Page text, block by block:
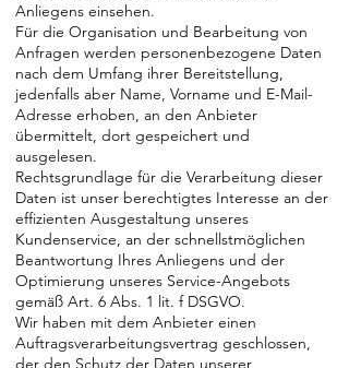
Anliegens einsehen.
Für die Organisation und Bearbeitung von
Anfragen werden personenbezogene Daten
nach dem Umfang ihrer Bereitstellung,
jedenfalls aber Name, Vorname und E-Mail-
Adresse erhoben, an den Anbieter
übermittelt, dort gespeichert und
ausgelesen.
Rechtsgrundlage für die Verarbeitung dieser
Daten ist unser berechtigtes Interesse an der
effizienten Ausgestaltung unseres
Kundenservice, an der schnellstmöglichen
Beantwortung Ihres Anliegens und der
Optimierung unseres Service-Angebots
gemäß Art. 6 Abs. 1 lit. f DSGVO.
Wir haben mit dem Anbieter einen
Auftragsverarbeitungsvertrag geschlossen,
der den Schutz der Daten unserer